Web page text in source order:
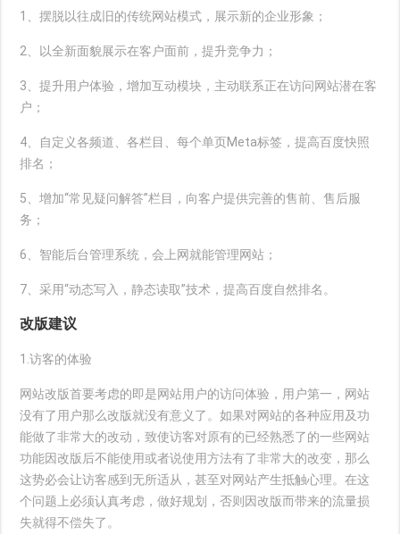
1、摆脱以往成旧的传统网站模式，展示新的企业形象；
2、以全新面貌展示在客户面前，提升竞争力；
3、提升用户体验，增加互动模块，主动联系正在访问网站潜在客
户；
4、自定义各频道、各栏目、每个单页Meta标签，提高百度快照
排名；
5、增加“常见疑问解答”栏目，向客户提供完善的售前、售后服
务；
6、智能后台管理系统，会上网就能管理网站；
7、采用“动态写入，静态读取”技术，提高百度自然排名。
改版建议
1.访客的体验
网站改版首要考虑的即是网站用户的访问体验，用户第一，网站
没有了用户那么改版就没有意义了。如果对网站的各种应用及功
能做了非常大的改动，致使访客对原有的已经熟悉了的一些网站
功能因改版后不能使用或者说使用方法有了非常大的改变，那么
这势必会让访客感到无所适从，甚至对网站产生抵触心理。在这
个问题上必须认真考虑，做好规划，否则因改版而带来的流量损
失就得不偿失了。